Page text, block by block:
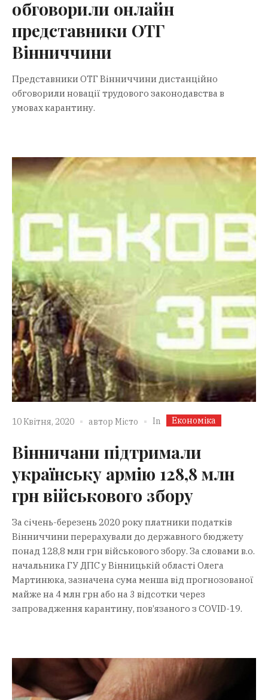
обговорили онлайн
представники ОТГ
Вінниччини
Представники ОТГ Вінниччини дистанційно
обговорили новації трудового законодавства в
умовах карантину.
10 Квітня, 2020 автор Місто In Економіка
Вінничани підтримали
українську армію 128,8 млн
грн військового збору
За січень-березень 2020 року платники податків
Вінниччини перерахували до державного бюджету
понад 128,8 млн грн військового збору. За словами в.о.
начальника ГУ ДПС у Вінницькій області Олега
Мартинюка, зазначена сума менша від прогнозованої
майже на 4 млн грн або на 3 відсотки через
запровадження карантину, пов’язаного з COVID-19.